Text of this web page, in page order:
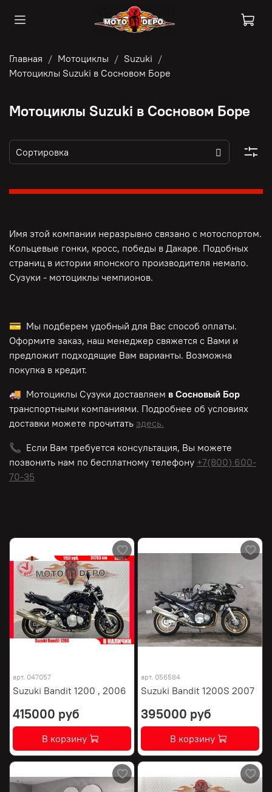
Главная Мотоциклы
Suzuki
Мотоциклы Suzuki в Сосновом Боре
Мотоциклы Suzuki в Сосновом Боре
Имя этой компании неразрывно связано с мотоспортом.
Кольцевые гонки, кросс, победы в Дакаре. Подобных
страниц в истории японского производителя немало.
Сузуки - мотоциклы чемпионов.
💳 Мы подберем удобный для Вас способ оплаты.
Оформите заказ, наш менеджер свяжется с Вами и
предложит подходящие Вам варианты. Возможна
покупка в кредит.
🚚 Мотоциклы Сузуки доставляем в Сосновый Бор
транспортными компаниями. Подробнее об условиях
доставки можете прочитать здесь.
📞 Если Вам требуется консультация, Вы можете
позвонить нам по бесплатному телефону +7(800) 600-
70-35
арт. 047057
Suzuki Bandit 1200 , 2006
415000 руб
В корзину
арт. 056584
Suzuki Bandit 1200S 2007
395000 руб
В корзину